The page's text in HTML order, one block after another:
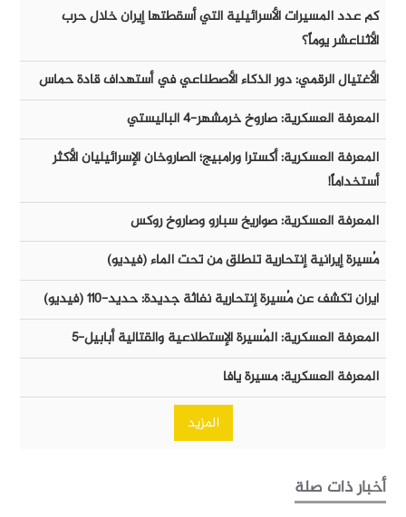
كم عدد المسيرات الأسرائيلية التي أسقطتها إيران خلال حرب
الأثناعشر يوماً؟
الأغتيال الرقمي: دور الذكاء الأصطناعي في أستهداف قادة حماس
المعرفة العسكرية: صاروخ خرمشهر-٤ الباليستي
المعرفة العسكرية: أكسترا ورامبيج؛ الصاروخان الإسرائيليان الأكثر
أستخداماً!
المعرفة العسكرية: صواريخ سبارو وصاروخ روكس
مُسيرة إيرانية إنتحارية تنطلق من تحت الماء (فيديو)
ايران تكشف عن مُسيرة إنتحارية نفاثة جديدة: حديد-١١٠ (فيديو)
المعرفة العسكرية: المُسيرة الإستطلاعية والقتالية أبابيل-٥
المعرفة العسكرية: مسيرة يافا
المزيد
أخبار ذات صلة